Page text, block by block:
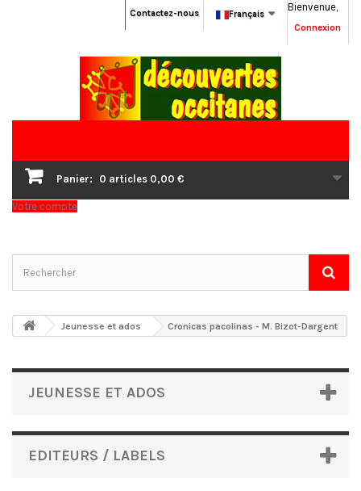
Bienvenue,
Connexion
Français
Contactez-nous
Panier: 0 articles 0,00 €
Votre compte
Jeunesse et ados Cronicas pacolinas - M. Bizot-Dargent
JEUNESSE ET ADOS
EDITEURS / LABELS